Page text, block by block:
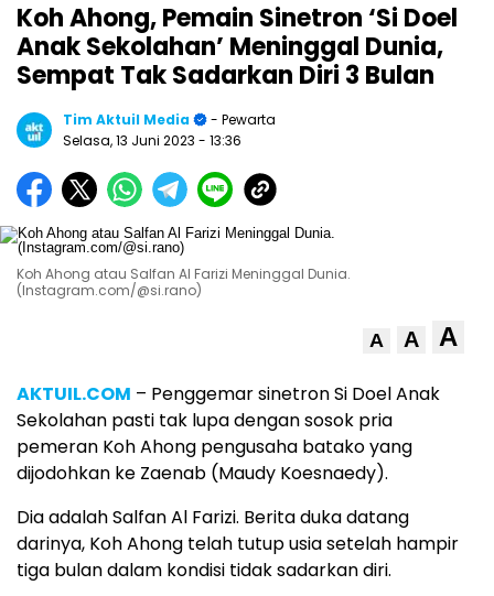
Koh Ahong, Pemain Sinetron ‘Si Doel
Anak Sekolahan’ Meninggal Dunia,
Sempat Tak Sadarkan Diri 3 Bulan
Tim Aktuil Media
- Pewarta
Selasa, 13 Juni 2023 - 13:36
Koh Ahong atau Salfan Al Farizi Meninggal Dunia.
(Instagram.com/@si.rano)
A A A
AKTUIL.COM – Penggemar sinetron Si Doel Anak
Sekolahan pasti tak lupa dengan sosok pria
pemeran Koh Ahong pengusaha batako yang
dijodohkan ke Zaenab (Maudy Koesnaedy).
Dia adalah Salfan Al Farizi. Berita duka datang
darinya, Koh Ahong telah tutup usia setelah hampir
tiga bulan dalam kondisi tidak sadarkan diri.